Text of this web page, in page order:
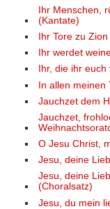
Ihr Menschen,
(Kantate)
Ihr Tore zu
Ihr werdet
Ihr, die ihr
In allen meinen
Jauchzet dem
Jauchzet,
O Jesu Christ,
Jesu, deine
Jesu, deine
(Choralsatz)
Jesu, du mein